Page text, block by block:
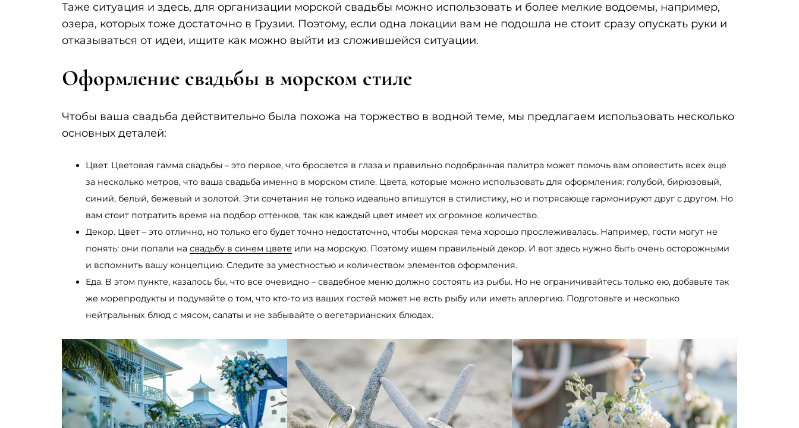
Таже ситуация и здесь, для организации морской свадьбы можно использовать и более мелкие водоемы, например,
озера, которых тоже достаточно в Грузии. Поэтому, если одна локации вам не подошла не стоит сразу опускать руки и
отказываться от идеи, ищите как можно выйти из сложившейся ситуации.
Оформление свадьбы в морском стиле
Чтобы ваша свадьба действительно была похожа на торжество в водной теме, мы предлагаем использовать несколько
основных деталей:
Цвет. Цветовая гамма свадьбы – это первое, что бросается в глаза и правильно подобранная палитра может помочь вам оповестить всех еще
за несколько метров, что ваша свадьба именно в морском стиле. Цвета, которые можно использовать для оформления: голубой, бирюзовый,
синий, белый, бежевый и золотой. Эти сочетания не только идеально впишутся в стилистику, но и потрясающе гармонируют друг с другом. Но
вам стоит потратить время на подбор оттенков, так как каждый цвет имеет их огромное количество.
Декор. Цвет – это отлично, но только его будет точно недостаточно, чтобы морская тема хорошо прослеживалась. Например, гости могут не
понять: они попали на свадьбу в синем цвете или на морскую. Поэтому ищем правильный декор. И вот здесь нужно быть очень осторожными
и вспомнить вашу концепцию. Следите за уместностью и количеством элементов оформления.
Еда. В этом пункте, казалось бы, что все очевидно – свадебное меню должно состоять из рыбы. Но не ограничивайтесь только ею, добавьте так
же морепродукты и подумайте о том, что кто-то из ваших гостей может не есть рыбу или иметь аллергию. Подготовьте и несколько
нейтральных блюд с мясом, салаты и не забывайте о вегетарианских блюдах.